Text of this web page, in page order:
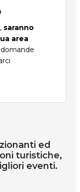
saranno
area
ed
turistiche,
eventi.